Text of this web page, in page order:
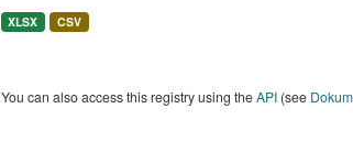
XLSX CSV
You can also access this registry using theAPI(see